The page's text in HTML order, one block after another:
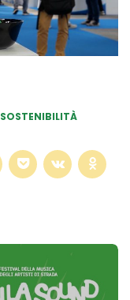
SOSTENIBILITÀ